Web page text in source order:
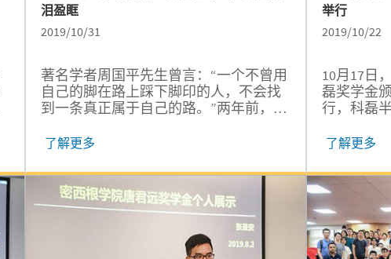
泪盈眶
2019/10/31
著名学者周国平先生曾言：“一个不曾用
自己的脚在路上踩下脚印的人，不会找
到一条真正属于自己的路。”两年前，我
年后，我在密院找到了一条属于自己的
了解更多
举行
2019/10/22
10月17日
磊奖学金
行，科磊
程经理、
副院长陈
逊、发展
活动。仪
了解更多